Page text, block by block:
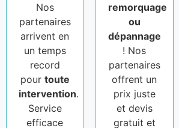
Nos
partenaires
arrivent en
un temps
record
pour toute
intervention.
Service
efficace
remorquage
ou
dépannage
! Nos
partenaires
offrent un
prix juste
et devis
gratuit et